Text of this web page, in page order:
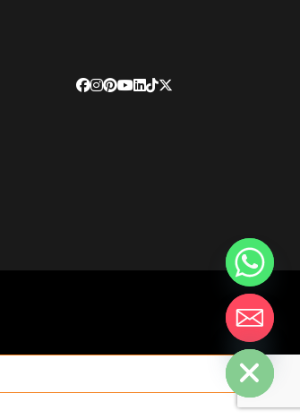
HIDE CHATY